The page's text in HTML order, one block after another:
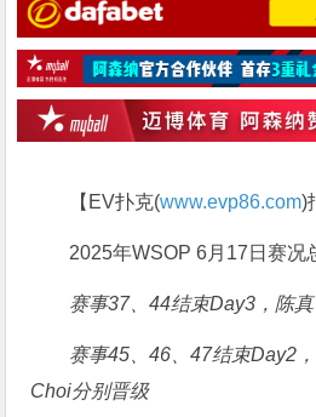
【EV扑克(www.evp86.com)
2025年WSOP 6月17日赛况
赛事37、44结束Day3，陈
赛事45、46、47结束Day2
Choi分别晋级